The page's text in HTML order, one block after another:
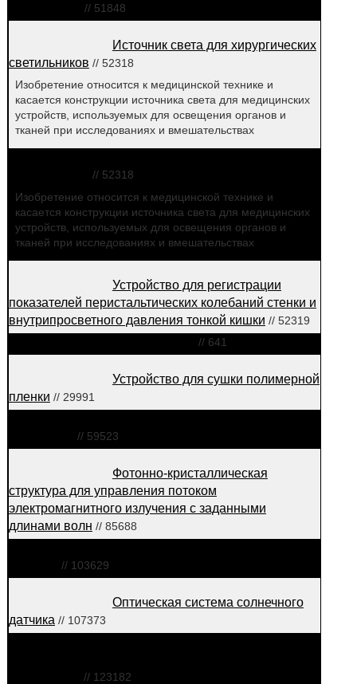
// 51848
Источник света для хирургических
светильников // 52318
Изобретение относится к медицинской технике и
касается конструкции источника света для медицинских
устройств, используемых для освещения органов и
тканей при исследованиях и вмешательствах
// 52318
Изобретение относится к медицинской технике и
касается конструкции источника света для медицинских
устройств, используемых для освещения органов и
тканей при исследованиях и вмешательствах
Устройство для регистрации
показателей перистальтических колебаний стенки и
внутрипросветного давления тонкой кишки // 52319
// 641
Устройство для сушки полимерной
пленки // 29991
// 59523
Фотонно-кристаллическая
структура для управления потоком
электромагнитного излучения с заданными
длинами волн // 85688
// 103629
Оптическая система солнечного
датчика // 107373
// 123182